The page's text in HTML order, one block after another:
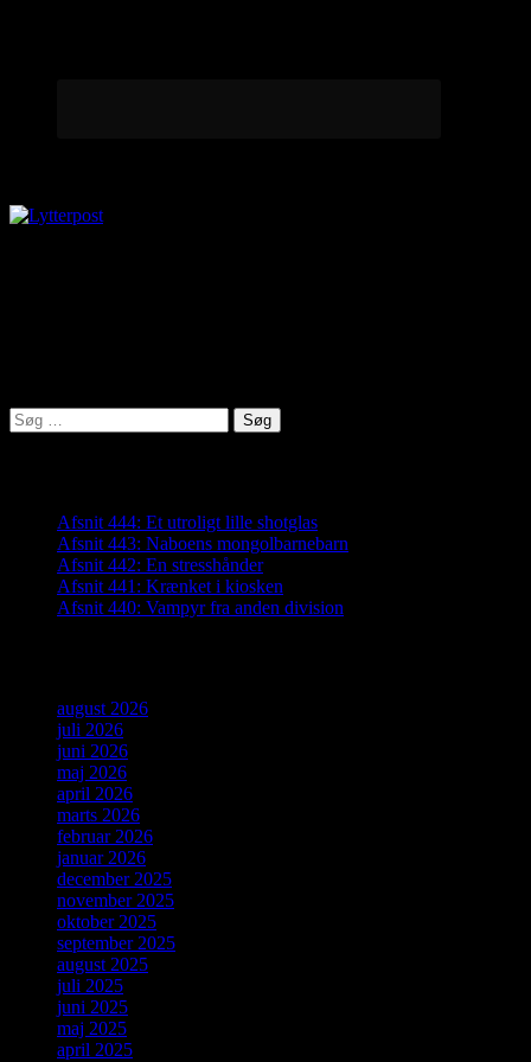
Søg
efter:
Afsnit 444: Et utroligt lille shotglas
Afsnit 443: Naboens mongolbarnebarn
Afsnit 442: En stresshånder
Afsnit 441: Krænket i kiosken
Afsnit 440: Vampyr fra anden division
august 2026
juli 2026
juni 2026
maj 2026
april 2026
marts 2026
februar 2026
januar 2026
december 2025
november 2025
oktober 2025
september 2025
august 2025
juli 2025
juni 2025
maj 2025
april 2025